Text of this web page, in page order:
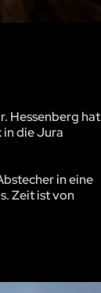
Hessenberg hat
in die Jura
in eine
Zeit ist von